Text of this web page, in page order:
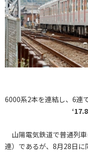
6000系2本を連結し、6連
山陽電気鉄道で普通列
連）であるが、8月28日